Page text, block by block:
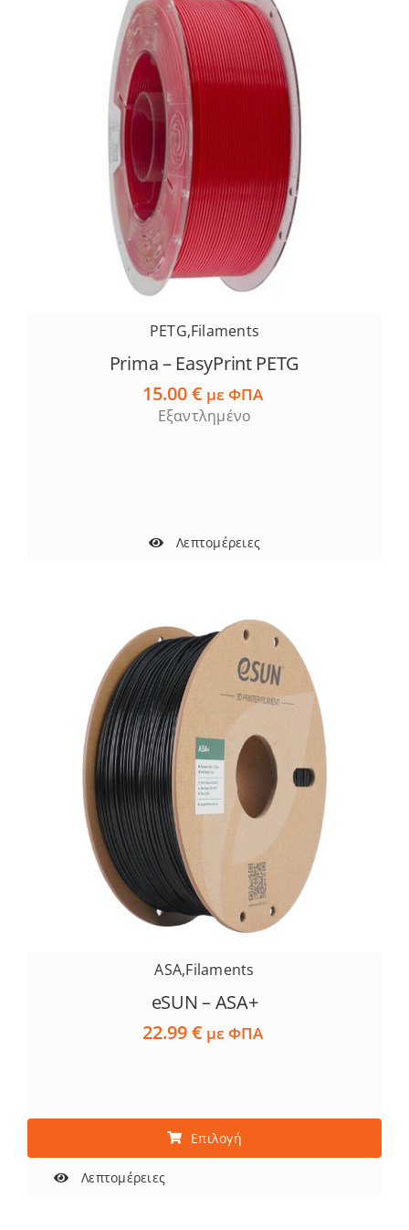
PETG,Filaments
Prima – EasyPrint PETG
15.00€ με ΦΠΑ
Εξαντλημένο
Λεπτομέρειες
ASA,Filaments
eSUN – ASA+
22.99€ με ΦΠΑ
Επιλογή
το
προϊόν
Λεπτομέρειες